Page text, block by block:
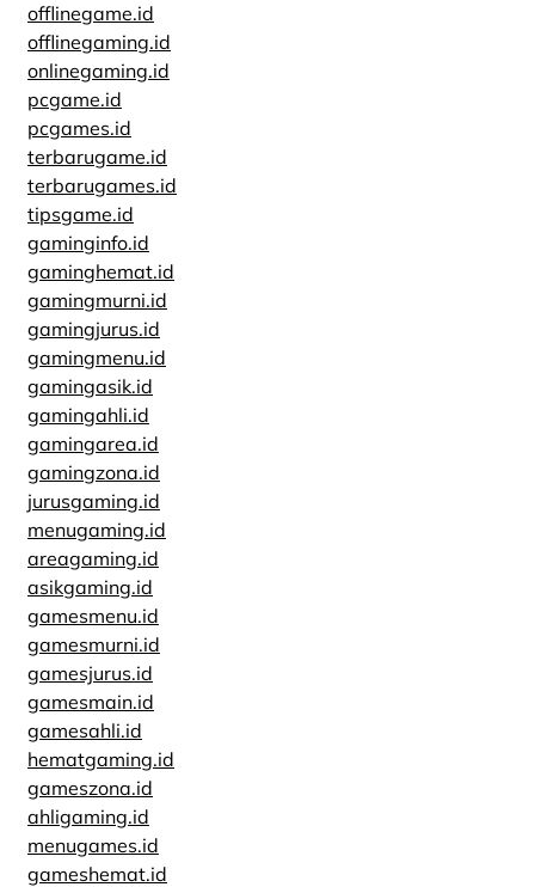
offlinegame.id
offlinegaming.id
onlinegaming.id
pcgame.id
pcgames.id
terbarugame.id
terbarugames.id
tipsgame.id
gaminginfo.id
gaminghemat.id
gamingmurni.id
gamingjurus.id
gamingmenu.id
gamingasik.id
gamingahli.id
gamingarea.id
gamingzona.id
jurusgaming.id
menugaming.id
areagaming.id
asikgaming.id
gamesmenu.id
gamesmurni.id
gamesjurus.id
gamesmain.id
gamesahli.id
hematgaming.id
gameszona.id
ahligaming.id
menugames.id
gameshemat.id